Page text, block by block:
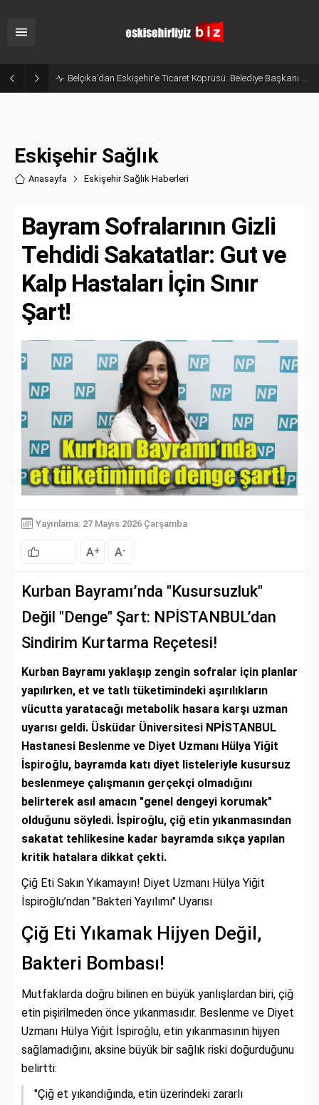
Eskişehir’in Gururu Elif Ertek Millî Takım Kampına Davet Edildi!
Eskişehir Sağlık
Anasayfa Eskişehir Sağlık Haberleri
Bayram Sofralarının Gizli
Tehdidi Sakatatlar: Gut ve
Kalp Hastaları İçin Sınır
Şart!
Yayınlama: 27 Mayıs 2026 Çarşamba
A+ A-
Kurban Bayramı’nda "Kusursuzluk"
Değil "Denge" Şart: NPİSTANBUL’dan
Sindirim Kurtarma Reçetesi!
Kurban Bayramı yaklaşıp zengin sofralar için planlar
yapılırken, et ve tatlı tüketimindeki aşırılıkların
vücutta yaratacağı metabolik hasara karşı uzman
uyarısı geldi. Üsküdar Üniversitesi NPİSTANBUL
Hastanesi Beslenme ve Diyet Uzmanı Hülya Yiğit
İspiroğlu, bayramda katı diyet listeleriyle kusursuz
beslenmeye çalışmanın gerçekçi olmadığını
belirterek asıl amacın "genel dengeyi korumak"
olduğunu söyledi. İspiroğlu, çiğ etin yıkanmasından
sakatat tehlikesine kadar bayramda sıkça yapılan
kritik hatalara dikkat çekti.
Çiğ Eti Sakın Yıkamayın! Diyet Uzmanı Hülya Yiğit
İspiroğlu’ndan "Bakteri Yayılımı" Uyarısı
Çiğ Eti Yıkamak Hijyen Değil,
Bakteri Bombası!
Mutfaklarda doğru bilinen en büyük yanlışlardan biri, çiğ
etin pişirilmeden önce yıkanmasıdır. Beslenme ve Diyet
Uzmanı Hülya Yiğit İspiroğlu, etin yıkanmasının hijyen
sağlamadığını, aksine büyük bir sağlık riski doğurduğunu
belirtti:
"Çiğ et yıkandığında, etin üzerindeki zararlı